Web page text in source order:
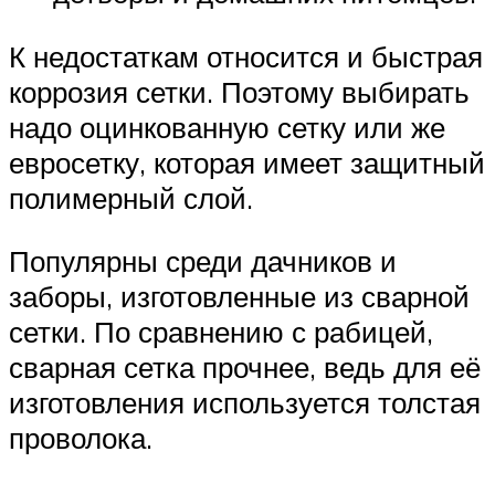
К недостаткам относится и быстрая
коррозия сетки. Поэтому выбирать
надо оцинкованную сетку или же
евросетку, которая имеет защитный
полимерный слой.
Популярны среди дачников и
заборы, изготовленные из сварной
сетки. По сравнению с рабицей,
сварная сетка прочнее, ведь для её
изготовления используется толстая
проволока.